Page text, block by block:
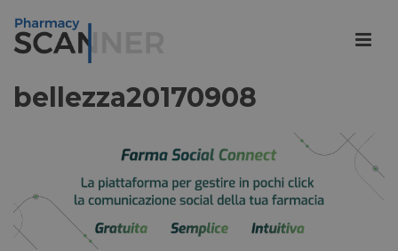
bellezza20170908